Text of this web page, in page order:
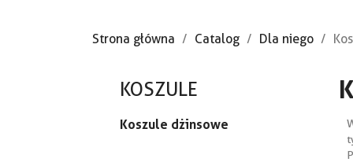
Strona główna Catalog Dla niego
KOSZULE
Koszule dżinsowe